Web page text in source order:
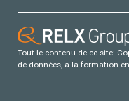
Tout le contenu de ce site:
de données, a la formation